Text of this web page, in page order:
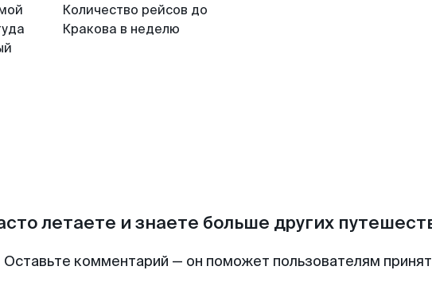
Количество рейсов до
Кракова в неделю
летаете и знаете больше других
Оставьте комментарий — он поможет пользователям